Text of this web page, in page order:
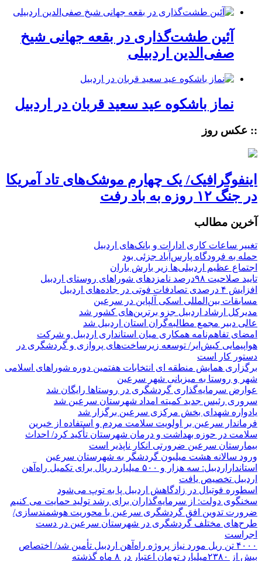
آئین طشت‌گذاری در بقعه جهانی شیخ
صفی‌الدین اردبیلی
نماز باشکوه عید سعید قربان در اردبیل
:: عکس روز
اینفوگرافیک/ یک چهارم موشک‌های تاد آمریکا
در جنگ ۱۲ روزه به باد رفت
آخرین مطالب
تغییر ساعات کاری ادارات و بانک‌های اردبیل
حمله به فرودگاه پارس‌‌آباد جزئی بود
اجتماع عظیم اردبیلی‌ها زیر بارش باران
تایید صلاحیت ۹۸درصد نامزدهای شوراهای روستای اردبیل
افزایش ۴ درصدی تصادفات فوتی در جاده‌های اردبیل
مسابقات بین‌المللی اسکی آلپاین در سرعین
مدیرکل ارشاد اردبیل جزو برترین‌های کشور شد
عالی دبیر مجمع مطالبه‌گران استان اردبیل شد
امضای تفاهم‌نامه همکاری میان استانداری اردبیل و شرکت
هواپیمایی کیش‌ایر/ توسعه زیرساخت‌های پروازی و گردشگری در
دستور کار است
برگزاری همایش منطقه ای انتخابات هفتمین دوره شوراهای اسلامی
شهر و روستا به میزبانی شهر سرعین
عوارض سرمایه‌گذاری گردشگری در روستاها رایگان شد
سروری رئیس جدید کمیته امداد شهرستان سرعین شد
یادواره شهدای بخش مرکزی سرعین برگزار شد
فرماندار سرعین بر اولویت سلامت مردم و استفاده از خیرین
سلامت در حوزه بهداشت و درمان شهرستان تأکید کرد/ احداث
بیمارستان سرعین ضرورتی انکار ناپذیر است
ورود سالانه هشت میلیون گردشگر به شهرستان سرعین
استانداراردبیل: سه هزار و ۵۰۰ میلیارد ریال برای تکمیل راه‌آهن
اردبیل تخصیص یافت
اسطوره فوتبال در زادگاهش اردبیل پا به توپ می‌شود
سخنگوی دولت: از سرمایه‌گذاران برای رشد تولید حمایت می کنیم
ضرورت تدوین افق گردشگری سرعین با محوریت هوشمندسازی/
طرح‌های مختلف گردشگری در شهرستان سرعین در دست
اجراست
۴۰۰۰ تن ریل مورد نیاز پروژه راه‌آهن اردبیل تأمین شد/ اختصاص
بیش از ۲۳۸۰میلیارد تومان اعتبار در ۸ ماه گذشته